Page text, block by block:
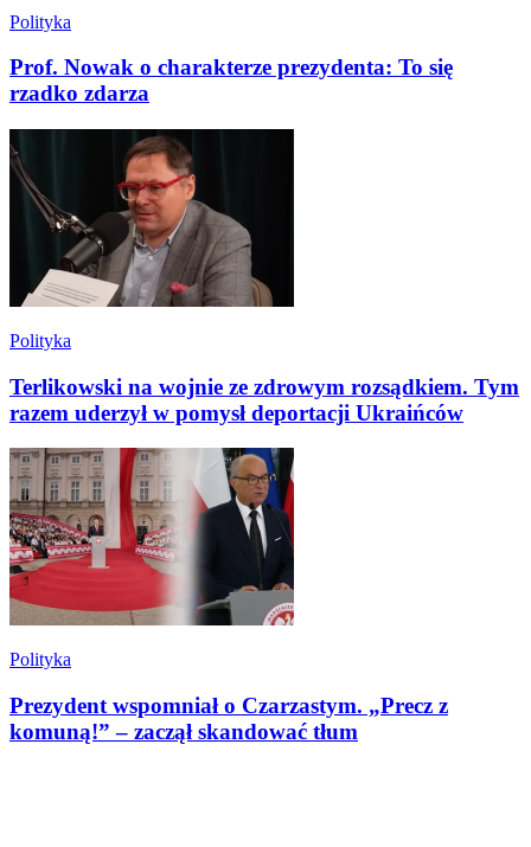
Polityka
Prof. Nowak o charakterze prezydenta: To się
rzadko zdarza
Polityka
Terlikowski na wojnie ze zdrowym rozsądkiem. Tym
razem uderzył w pomysł deportacji Ukraińców
Polityka
Prezydent wspomniał o Czarzastym. „Precz z
komuną!” – zaczął skandować tłum